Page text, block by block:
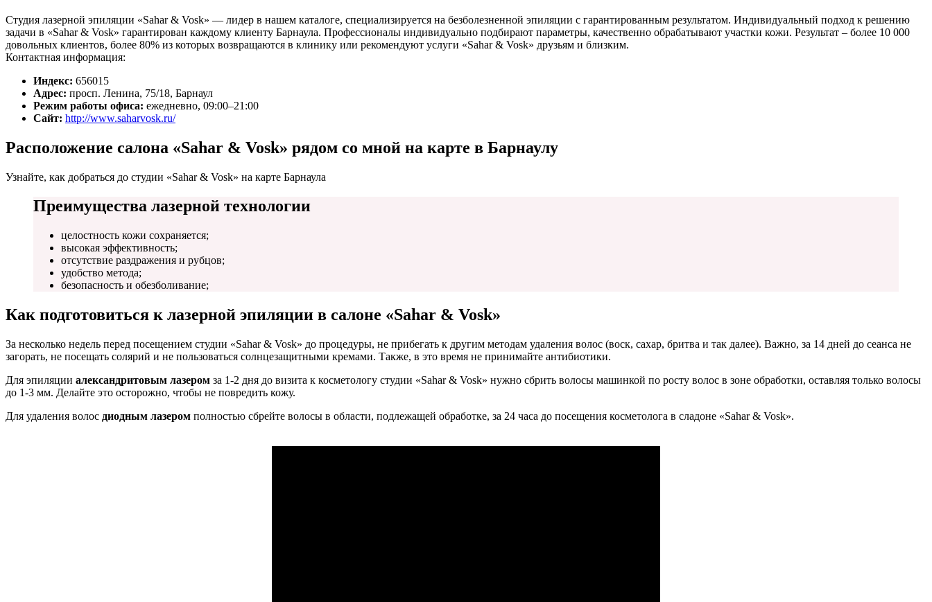
Студия лазерной эпиляции «Sahar & Vosk» — лидер в нашем каталоге, специализируется на безболезненной эпиляции с гарантированным результатом. Индивидуальный подход к решению
задачи в «Sahar & Vosk» гарантирован каждому клиенту Барнаула. Профессионалы индивидуально подбирают параметры, качественно обрабатывают участки кожи. Результат – более 10 000
довольных клиентов, более 80% из которых возвращаются в клинику или рекомендуют услуги «Sahar & Vosk» друзьям и близким.
Контактная информация:
Индекс: 656015
Адрес: просп. Ленина, 75/18, Барнаул
Режим работы офиса: ежедневно, 09:00–21:00
Сайт: http://www.saharvosk.ru/
Расположение салона «Sahar & Vosk» рядом со мной на карте в Барнаулу
Узнайте, как добраться до студии «Sahar & Vosk» на карте Барнаула
Преимущества лазерной технологии
целостность кожи сохраняется;
высокая эффективность;
отсутствие раздражения и рубцов;
удобство метода;
безопасность и обезболивание;
Как подготовиться к лазерной эпиляции в салоне «Sahar & Vosk»
За несколько недель перед посещением студии «Sahar & Vosk» до процедуры, не прибегать к другим методам удаления волос (воск, сахар, бритва и так далее). Важно, за 14 дней до сеанса не
загорать, не посещать солярий и не пользоваться солнцезащитными кремами. Также, в это время не принимайте антибиотики.
Для эпиляции александритовым лазером за 1-2 дня до визита к косметологу студии «Sahar & Vosk» нужно сбрить волосы машинкой по росту волос в зоне обработки, оставляя только волосы
до 1-3 мм. Делайте это осторожно, чтобы не повредить кожу.
Для удаления волос диодным лазером полностью сбрейте волосы в области, подлежащей обработке, за 24 часа до посещения косметолога в сладоне «Sahar & Vosk».